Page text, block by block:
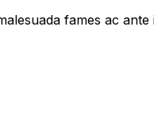
fames ac ante